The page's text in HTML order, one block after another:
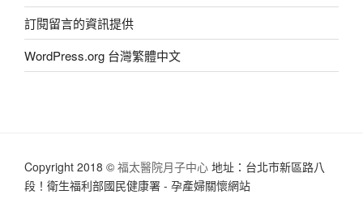
訂閱留言的資訊提供
WordPress.org 台灣繁體中文
Copyright 2018 © 福太醫院月子中心 地址：台北市新區路八
段！衛生福利部國民健康署 - 孕產婦關懷網站